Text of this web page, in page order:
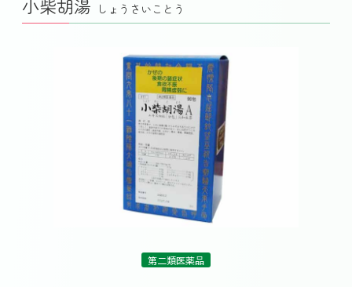
小柴胡湯 しょうさいことう
第二類医薬品